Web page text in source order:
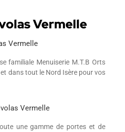
Vermelle
Vermelle
familiale Menuiserie M.T.B Orts
dans tout le Nord Isère pour vos
Vermelle
une gamme de portes et de